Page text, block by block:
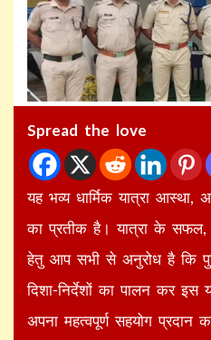
Spread the love
यह भव्य धार्मिक यात्रा आस्था,
का प्रतीक है। यात्रा के सफल,
हेतु आप सभी से अनुरोध है कि
दिशा-निर्देशों का पालन कर
अपना महत्वपूर्ण सहयोग प्रदान